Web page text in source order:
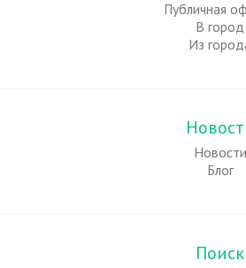
Публичная
В город
Из
Новости
Блог
Поиск